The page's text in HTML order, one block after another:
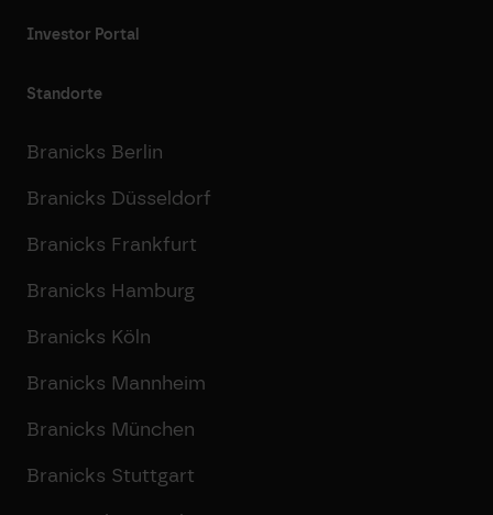
Investor Portal
Standorte
Branicks Berlin
Branicks Düsseldorf
Branicks Frankfurt
Branicks Hamburg
Branicks Köln
Branicks Mannheim
Branicks München
Branicks Stuttgart